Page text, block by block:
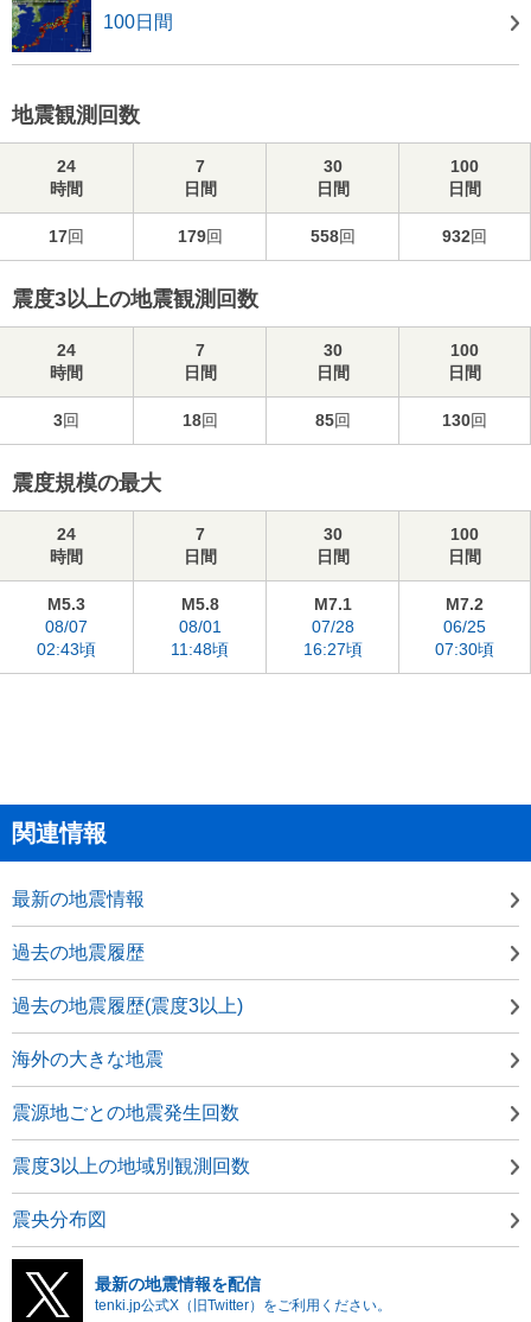
100日間
地震観測回数
24
時間
7
日間
30
日間
100
日間
17回 179回 558回 932回
震度3以上の地震観測回数
24
時間
7
日間
30
日間
100
日間
3回 18回 85回 130回
震度規模の最大
24
時間
7
日間
30
日間
100
日間
M5.3
08/07
02:43頃
M5.8
08/01
11:48頃
M7.1
07/28
16:27頃
M7.2
06/25
07:30頃
関連情報
最新の地震情報
過去の地震履歴
過去の地震履歴(震度3以上)
海外の大きな地震
震源地ごとの地震発生回数
震度3以上の地域別観測回数
震央分布図
最新の地震情報を配信
tenki.jp公式X（旧Twitter）をご利用ください。